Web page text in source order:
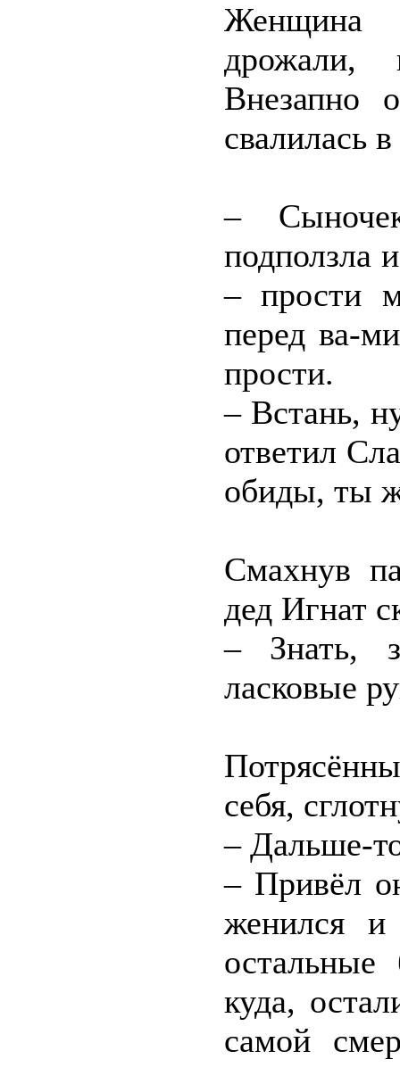
Женщина
дрожали,
Внезапно
свалилась
–
подползла
– прости
перед ва-
прости.
– Встань,
ответил
обиды, ты
Смахнув
дед Игнат
– Знать,
ласковые
себя,
– Дальше-
– Привёл
женился
остальные
куда,
самой